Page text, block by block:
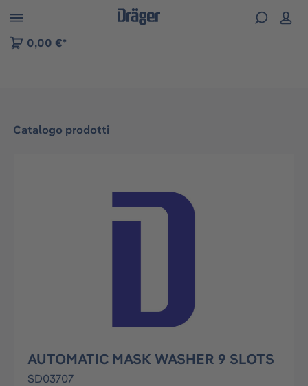
Skip to B2B platform navigation
0,00 €*
Catalogo prodotti
Salta la galleria di immagini
AUTOMATIC MASK WASHER 9 SLOTS
SD03707